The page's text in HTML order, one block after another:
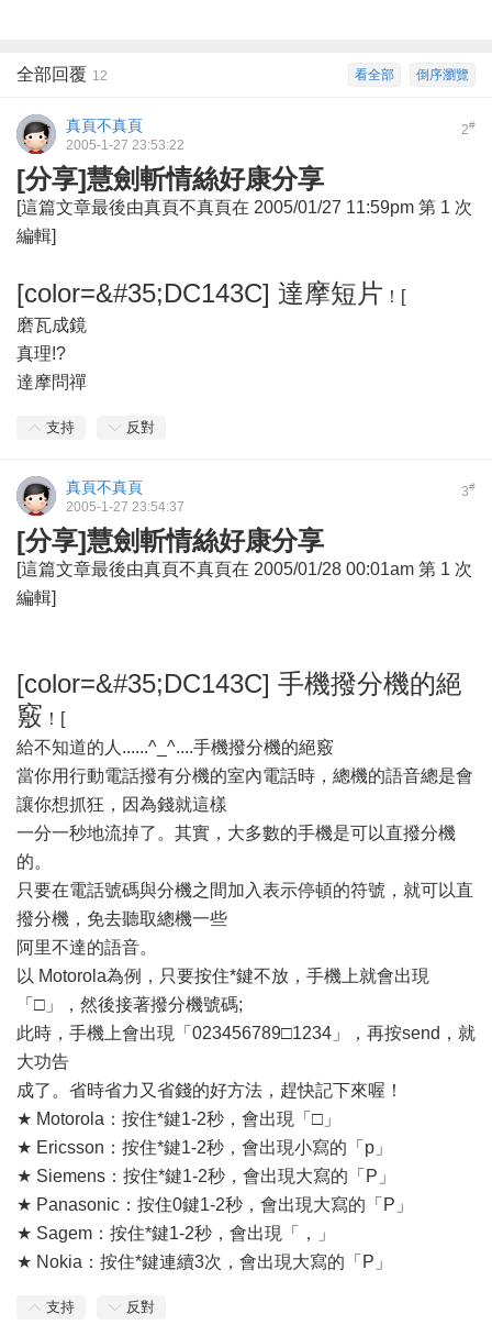
倒序瀏覽
看全部
全部回覆 12
2#
真頁不真頁
2005-1-27 23:53:22
[分享]慧劍斬情絲好康分享
[這篇文章最後由真頁不真頁在 2005/01/27 11:59pm 第 1 次
編輯]
[color=&#35;DC143C] 達摩短片 ！[
磨瓦成鏡
真理!?
達摩問禪
支持 反對
3#
真頁不真頁
2005-1-27 23:54:37
[分享]慧劍斬情絲好康分享
[這篇文章最後由真頁不真頁在 2005/01/28 00:01am 第 1 次
編輯]
[color=&#35;DC143C] 手機撥分機的絕
竅 ！[
給不知道的人......^_^....手機撥分機的絕竅
當你用行動電話撥有分機的室內電話時，總機的語音總是會
讓你想抓狂，因為錢就這樣
一分一秒地流掉了。其實，大多數的手機是可以直撥分機
的。
只要在電話號碼與分機之間加入表示停頓的符號，就可以直
撥分機，免去聽取總機一些
阿里不達的語音。
以 Motorola為例，只要按住*鍵不放，手機上就會出現
「□」，然後接著撥分機號碼;
此時，手機上會出現「023456789□1234」，再按send，就
大功告
成了。省時省力又省錢的好方法，趕快記下來喔！
★ Motorola：按住*鍵1-2秒，會出現「□」
★ Ericsson：按住*鍵1-2秒，會出現小寫的「p」
★ Siemens：按住*鍵1-2秒，會出現大寫的「P」
★ Panasonic：按住0鍵1-2秒，會出現大寫的「P」
★ Sagem：按住*鍵1-2秒，會出現「，」
★ Nokia：按住*鍵連續3次，會出現大寫的「P」
支持 反對